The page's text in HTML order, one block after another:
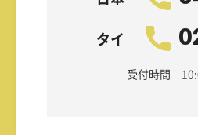
タイ
受付時間